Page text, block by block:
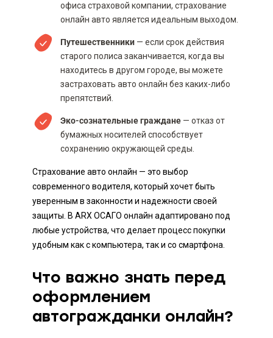
офиса страховой компании, страхование
онлайн авто является идеальным выходом.
Путешественники — если срок действия
старого полиса заканчивается, когда вы
находитесь в другом городе, вы можете
застраховать авто онлайн без каких-либо
препятствий.
Эко-сознательные граждане— отказ от
бумажных носителей способствует
сохранению окружающей среды.
Страхование авто онлайн — это выбор
современного водителя, который хочет быть
уверенным в законности и надежности своей
защиты. В ARX ОСАГО онлайн адаптировано под
любые устройства, что делает процесс покупки
удобным как с компьютера, так и со смартфона.
Что важно знать перед
оформлением
автогражданки онлайн?